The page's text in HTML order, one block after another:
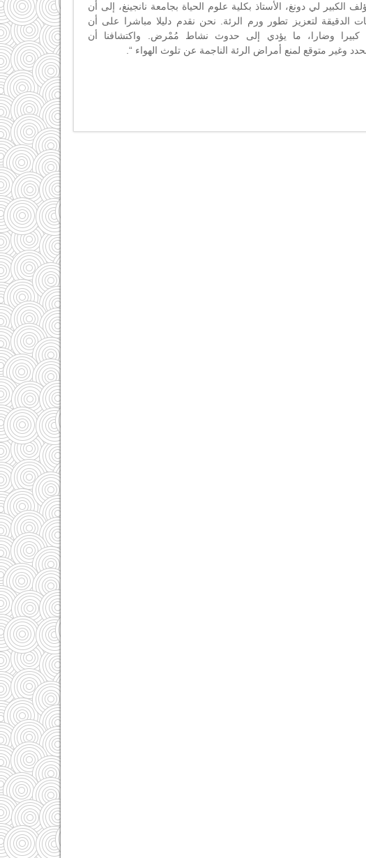
الكبير لي دونغ، الأستاذ بكلية علوم الحياة بجامعة نانجينغ، إلى أن
الدقيقة لتعزيز تطور ورم الرئة. نحن نقدم دليلا مباشرا على أن
كبيرا وضارا، ما يؤدي إلى حدوث نشاط مُمْرض. واكتشافنا أن
وغير متوقع لمنع أمراض الرئة الناجمة عن تلوث الهواء “.